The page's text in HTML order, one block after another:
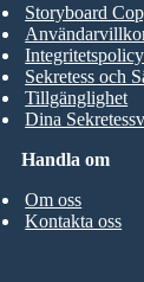
Handla om
Om oss
Kontakta oss
Storyboard
Integritetspolicy
Sekretess och
Tillgänglighet
Dina